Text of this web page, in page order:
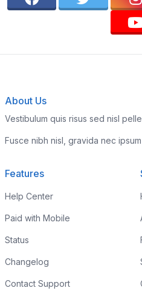
About Us
Vestibulum quis risus sed nisl
Fusce nibh nisl, gravida nec
Features
Help Center
Paid with Mobile
Status
Changelog
Contact Support